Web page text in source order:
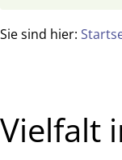
Sie sind hier:
Vielfalt